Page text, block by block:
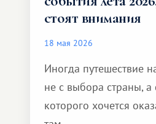
стоят внимания
18 мая 2026
Иногда путешествие
не с выбора страны, а
которого хочется